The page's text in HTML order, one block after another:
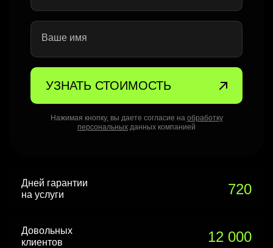
Ваше имя
УЗНАТЬ СТОИМОСТЬ
Нажимая кнопку, вы даете согласие на обработку
персональных данных компанией
720
Дней гарантии
на услуги
12 000
Довольных
клиентов